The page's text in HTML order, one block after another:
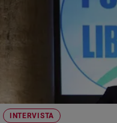
Nonni
INTERVISTA